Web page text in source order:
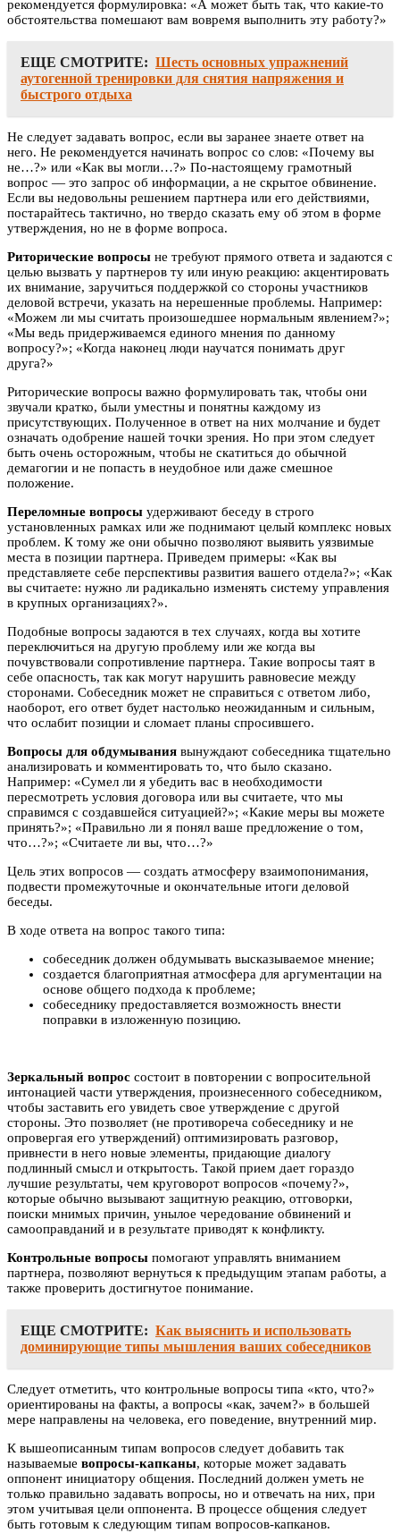
рекомендуется формулировка: «А может быть так, что какие-то
обстоятельства помешают вам вовремя выполнить эту работу?»
ЕЩЕ СМОТРИТЕ: Шесть основных упражнений
аутогенной тренировки для снятия напряжения и
быстрого отдыха
Не следует задавать вопрос, если вы заранее знаете ответ на
него. Не рекомендуется начинать вопрос со слов: «Почему вы
не…?» или «Как вы могли…?» По-настоящему грамотный
вопрос — это запрос об информации, а не скрытое обвинение.
Если вы недовольны решением партнера или его действиями,
постарайтесь тактично, но твердо сказать ему об этом в форме
утверждения, но не в форме вопроса.
Риторические вопросы не требуют прямого ответа и задаются с
целью вызвать у партнеров ту или иную реакцию: акцентировать
их внимание, заручиться поддержкой со стороны участников
деловой встречи, указать на нерешенные проблемы. Например:
«Можем ли мы считать произошедшее нормальным явлением?»;
«Мы ведь придерживаемся единого мнения по данному
вопросу?»; «Когда наконец люди научатся понимать друг
друга?»
Риторические вопросы важно формулировать так, чтобы они
звучали кратко, были уместны и понятны каждому из
присутствующих. Полученное в ответ на них молчание и будет
означать одобрение нашей точки зрения. Но при этом следует
быть очень осторожным, чтобы не скатиться до обычной
демагогии и не попасть в неудобное или даже смешное
положение.
Переломные вопросы удерживают беседу в строго
установленных рамках или же поднимают целый комплекс новых
проблем. К тому же они обычно позволяют выявить уязвимые
места в позиции партнера. Приведем примеры: «Как вы
представляете себе перспективы развития вашего отдела?»; «Как
вы считаете: нужно ли радикально изменять систему управления
в крупных организациях?».
Подобные вопросы задаются в тех случаях, когда вы хотите
переключиться на другую проблему или же когда вы
почувствовали сопротивление партнера. Такие вопросы таят в
себе опасность, так как могут нарушить равновесие между
сторонами. Собеседник может не справиться с ответом либо,
наоборот, его ответ будет настолько неожиданным и сильным,
что ослабит позиции и сломает планы спросившего.
Вопросы для обдумывания вынуждают собеседника тщательно
анализировать и комментировать то, что было сказано.
Например: «Сумел ли я убедить вас в необходимости
пересмотреть условия договора или вы считаете, что мы
справимся с создавшейся ситуацией?»; «Какие меры вы можете
принять?»; «Правильно ли я понял ваше предложение о том,
что…?»; «Считаете ли вы, что…?»
Цель этих вопросов — создать атмосферу взаимопонимания,
подвести промежуточные и окончательные итоги деловой
беседы.
В ходе ответа на вопрос такого типа:
собеседник должен обдумывать высказываемое мнение;
создается благоприятная атмосфера для аргументации на
основе общего подхода к проблеме;
собеседнику предоставляется возможность внести
поправки в изложенную позицию.
Зеркальный вопрос состоит в повторении с вопросительной
интонацией части утверждения, произнесенного собеседником,
чтобы заставить его увидеть свое утверждение с другой
стороны. Это позволяет (не противореча собеседнику и не
опровергая его утверждений) оптимизировать разговор,
привнести в него новые элементы, придающие диалогу
подлинный смысл и открытость. Такой прием дает гораздо
лучшие результаты, чем круговорот вопросов «почему?»,
которые обычно вызывают защитную реакцию, отговорки,
поиски мнимых причин, унылое чередование обвинений и
самооправданий и в результате приводят к конфликту.
Контрольные вопросы помогают управлять вниманием
партнера, позволяют вернуться к предыдущим этапам работы, а
также проверить достигнутое понимание.
ЕЩЕ СМОТРИТЕ: Как выяснить и использовать
доминирующие типы мышления ваших собеседников
Следует отметить, что контрольные вопросы типа «кто, что?»
ориентированы на факты, а вопросы «как, зачем?» в большей
мере направлены на человека, его поведение, внутренний мир.
К вышеописанным типам вопросов следует добавить так
называемые вопросы-капканы, которые может задавать
оппонент инициатору общения. Последний должен уметь не
только правильно задавать вопросы, но и отвечать на них, при
этом учитывая цели оппонента. В процессе общения следует
быть готовым к следующим типам вопросов-капканов.